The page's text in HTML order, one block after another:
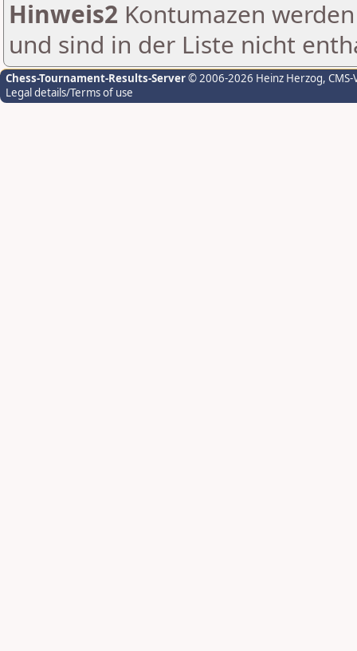
Hinweis2 Kontumazen
und sind in der Liste nicht
Chess-Tournament-Results-Server© 2006-2026 Heinz Herzog,
Legal details/Terms of use